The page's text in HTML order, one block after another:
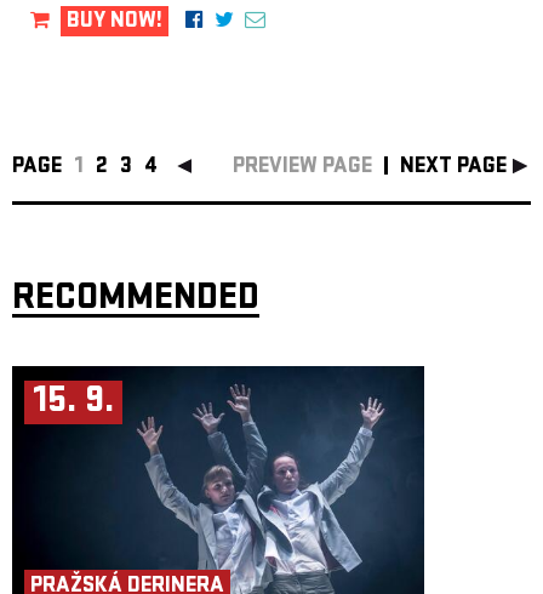
BUY NOW!
PAGE 1 2 3 4 PREVIEW PAGE NEXT PAGE
RECOMMENDED
15. 9.
PRAŽSKÁ DERINERA